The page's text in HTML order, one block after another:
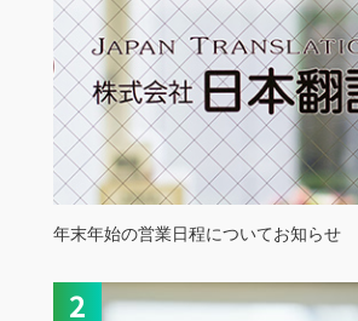
年末年始の営業日程についてお知らせ